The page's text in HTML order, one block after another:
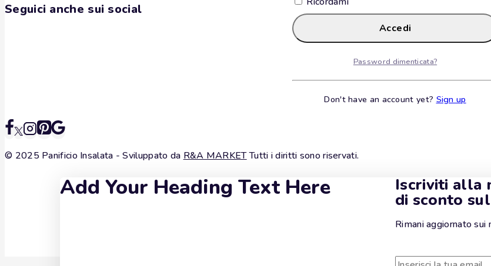
Seguici anche sui social
© 2025 Panificio Insalata - Sviluppato da R&A MARKETTutti i diritti sono riservati.
Add Your Heading Text Here Iscriviti alla
di sconto
Rimani aggiornato
Accedi
Password dimenticata?
Don't have an account yet? Sign up